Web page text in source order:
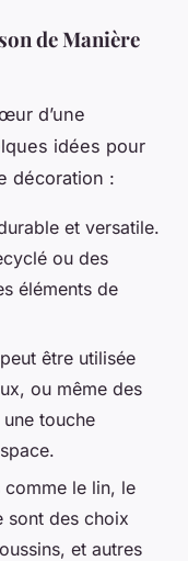
de Manière
d’une
idées pour
décoration :
et versatile.
ou des
éléments de
être utilisée
ou même des
touche
comme le lin, le
sont des choix
et autres